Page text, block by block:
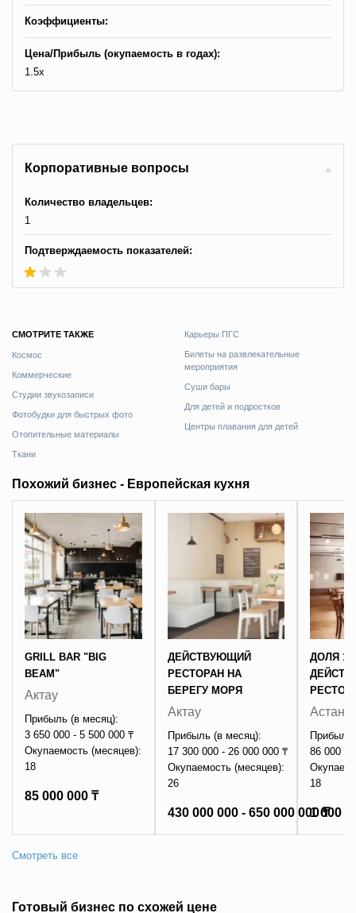
Коэффициенты:
Цена/Прибыль (окупаемость в годах):
1.5x
Корпоративные вопросы
Количество владельцев:
1
Подтверждаемость показателей:
СМОТРИТЕ ТАКЖЕ
Космос
Коммерческие
Студии звукозаписи
Фотобудки для быстрых фото
Отопительные материалы
Ткани
Карьеры ПГС
Билеты на развлекательные
мероприятия
Суши бары
Для детей и подростков
Центры плавания для детей
Похожий бизнес - Европейская кухня
GRILL BAR "BIG
BEAM"
Актау
Прибыль (в месяц):
3 650 000 - 5 500 000 ₸
Окупаемость (месяцев):
18
85 000 000 ₸
ДЕЙСТВУЮЩИЙ
РЕСТОРАН НА
БЕРЕГУ МОРЯ
Актау
Прибыль (в месяц):
17 300 000 - 26 000 000 ₸
Окупаемость (месяцев):
26
430 000 000 - 650 000 000 ₸
ДОЛЯ
Астана
Прибыль
86 000 -
18
1 600
Готовый бизнес по схожей цене